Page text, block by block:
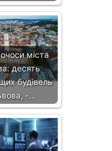
міста
десять
будівель
-…